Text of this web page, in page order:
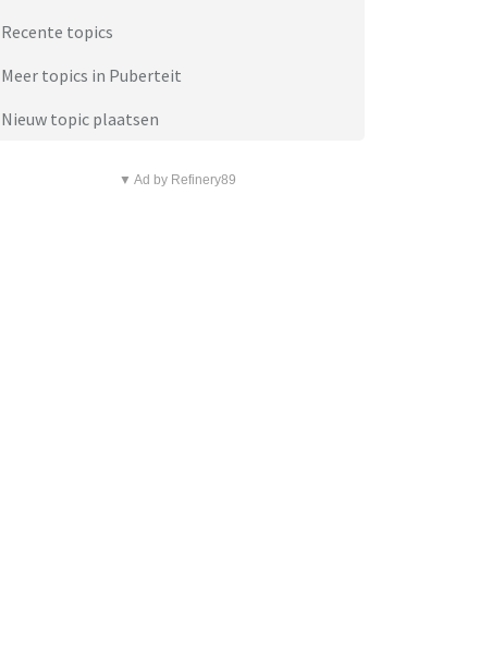
Recente topics
Meer topics in Puberteit
Nieuw topic plaatsen
▼ Ad by Refinery89